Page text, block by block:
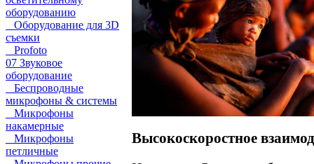
оборудованию
Оборудование для 3D
съемки
Profoto
07 Звуковое
оборудование
Беспроводные
микрофоны & системы
Микрофоны
накамерные
Микрофоны
петличные
Высокоскоростное